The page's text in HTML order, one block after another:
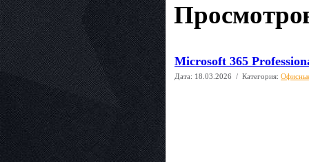
Microsoft 365
Дата: 18.03.2026 / Категория: